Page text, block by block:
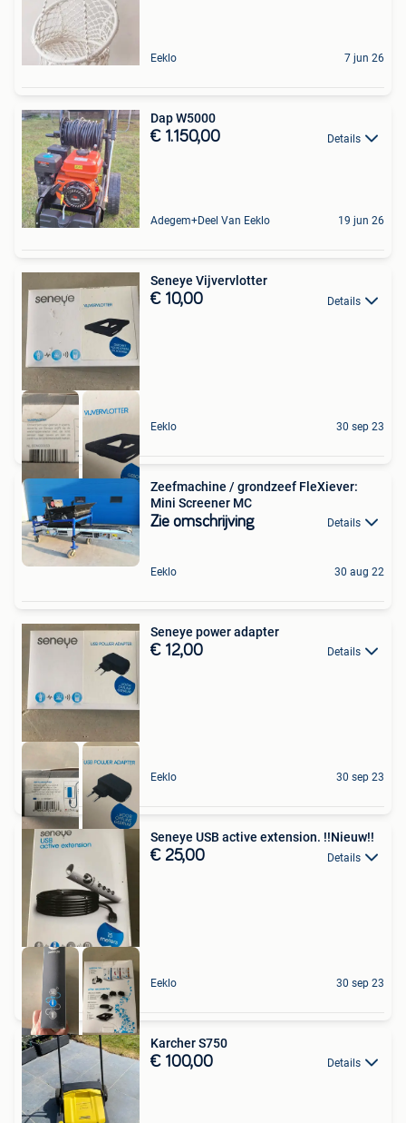
Eeklo 7 jun 26
Dap W5000
€ 1.150,00 Details
Adegem+Deel Van Eeklo 19 jun 26
Seneye Vijvervlotter
€ 10,00 Details
Eeklo 30 sep 23
Zeefmachine / grondzeef FleXiever:
Mini Screener MC
Zie omschrijving Details
Eeklo 30 aug 22
Seneye power adapter
€ 12,00 Details
Eeklo 30 sep 23
Seneye USB active extension. !!Nieuw!!
€ 25,00 Details
Eeklo 30 sep 23
Karcher S750
€ 100,00 Details